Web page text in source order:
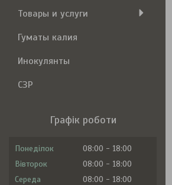
Товары и услуги
Гуматы калия
Инокулянты
СЗР
Графік роботи
Понеділок 08:00
18:00
Вівторок
08:00
18:00
Середа
08:00
18:00